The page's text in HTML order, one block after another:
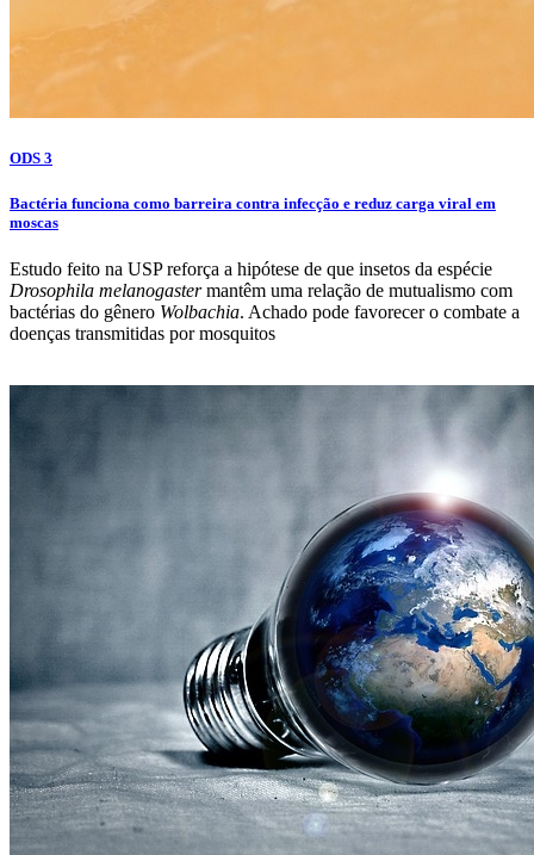
ODS 3
Bactéria funciona como barreira contra infecção e reduz carga viral em
moscas
Estudo feito na USP reforça a hipótese de que insetos da espécie
Drosophila melanogastermantêm uma relação de mutualismo com
bactérias do gênero Wolbachia. Achado pode favorecer o combate a
doenças transmitidas por mosquitos